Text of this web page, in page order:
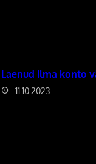
Laenud ilma konto
11.10.2023